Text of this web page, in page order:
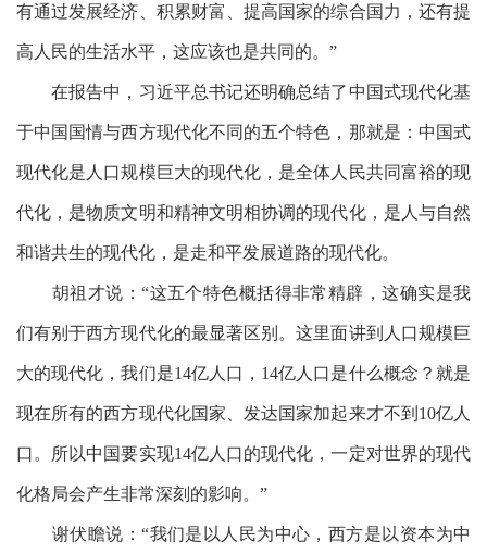
有通过发展经济、积累财富、提高国家的综合国力，还有提
高人民的生活水平，这应该也是共同的。”
在报告中，习近平总书记还明确总结了中国式现代化基
于中国国情与西方现代化不同的五个特色，那就是：中国式
现代化是人口规模巨大的现代化，是全体人民共同富裕的现
代化，是物质文明和精神文明相协调的现代化，是人与自然
和谐共生的现代化，是走和平发展道路的现代化。
胡祖才说：“这五个特色概括得非常精辟，这确实是我
们有别于西方现代化的最显著区别。这里面讲到人口规模巨
大的现代化，我们是14亿人口，14亿人口是什么概念？就是
现在所有的西方现代化国家、发达国家加起来才不到10亿人
口。所以中国要实现14亿人口的现代化，一定对世界的现代
化格局会产生非常深刻的影响。”
谢伏瞻说：“我们是以人民为中心，西方是以资本为中